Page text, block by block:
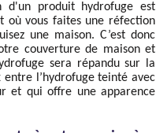
d'un produit hydrofuge est
où vous faites une réfection
une maison. C’est donc
couverture de maison et
sera répandu sur la
l’hydrofuge teinté avec
et qui offre une apparence